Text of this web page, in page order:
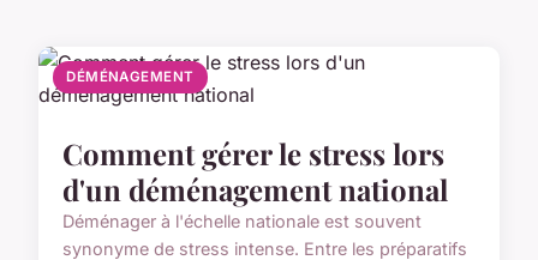
DÉMÉNAGEMENT
Comment gérer le stress lors
d'un déménagement national
Déménager à l'échelle nationale est souvent
synonyme de stress intense. Entre les préparatifs